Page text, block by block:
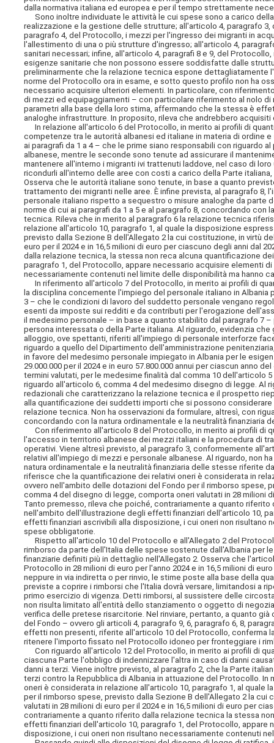
dalla normativa italiana ed europea e per il tempo strettamente
Sono inoltre individuate le attività le cui spese sono a carico
realizzazione e la gestione delle strutture; all'articolo 4, paragrafo
paragrafo 4, del Protocollo, i mezzi per l'ingresso dei migranti in
l'allestimento di una o più strutture d'ingresso; all'articolo 4,
sanitari necessari; infine, all'articolo 4, paragrafi 8 e 9, del
esigenze sanitarie che non possono essere soddisfatte dalle
preliminarmente che la relazione tecnica espone
norme del Protocollo ora in esame, e sotto questo profilo non ha
necessario acquisire ulteriori elementi. In particolare, con
di mezzi ed equipaggiamenti – con particolare riferimento al nolo
parametri alla base della loro stima, affermando che la stessa è
analoghe infrastrutture. In proposito, rileva che andrebbero
In relazione all'articolo 6 del Protocollo, in merito ai profili di
competenze tra le autorità albanesi ed italiane in materia di ordine
ai paragrafi da 1 a 4 – che le prime siano responsabili con riguardo
albanese, mentre le seconde sono tenute ad assicurare il
mantenere all'interno i migranti ivi trattenuti laddove, nel caso di
ricondurli all'interno delle aree con costi a carico della Parte
Osserva che le autorità italiane sono tenute, in base a quanto
trattamento dei migranti nelle aree. È infine prevista, al paragrafo
personale italiano rispetto a sequestro o misure analoghe da parte
norme di cui ai paragrafi da 1 a 5 e al paragrafo 8, concordando
tecnica. Rileva che in merito al paragrafo 6 la relazione tecnica
relazione all'articolo 10, paragrafo 1, al quale la disposizione
previsto dalla Sezione B dell'Allegato 2 la cui costituzione, in virtù
euro per il 2024 e in 16,5 milioni di euro per ciascuno degli anni dal
dalla relazione tecnica, la stessa non reca alcuna quantificazione
paragrafo 1, del Protocollo, appare necessario acquisire elementi
necessariamente contenuti nel limite delle disponibilità ma hanno
In riferimento all'articolo 7 del Protocollo, in merito ai profili di
la disciplina concernente l'impiego del personale italiano in
3 – che le condizioni di lavoro del suddetto personale vengano
esenti da imposte sui redditi e da contributi per l'erogazione
il medesimo personale – in base a quanto stabilito dal paragrafo 7
persona interessata o della Parte italiana. Al riguardo, evidenzia
alloggio, ove spettanti, riferiti all'impiego di personale interforze
riguardo a quello del Dipartimento dell'amministrazione
in favore del medesimo personale impiegato in Albania per le
29.000.000 per il 2024 e in euro 57.800.000 annui per ciascun anno
termini valutati, per le medesime finalità dal comma 10
riguardo all'articolo 6, comma 4 del medesimo disegno di legge. Al
redazionali che caratterizzano la relazione tecnica e il prospetto
alla quantificazione dei suddetti importi che si possono
relazione tecnica. Non ha osservazioni da formulare, altresì, con
concordando con la natura ordinamentale e la neutralità
Con riferimento all'articolo 8 del Protocollo, in merito ai profili di
l'accesso in territorio albanese dei mezzi italiani e la procedura di
operativi. Viene altresì previsto, al paragrafo 3, conformemente
relativi all'impiego di mezzi e personale albanese. Al riguardo, non
natura ordinamentale e la neutralità finanziaria delle stesse riferite
riferisce che la quantificazione dei relativi oneri è considerata in
ovvero nell'ambito delle dotazioni del Fondo per il rimborso spese,
comma 4 del disegno di legge, comporta oneri valutati in 28 milioni
Tanto premesso, rileva che poiché, contrariamente a quanto
nell'ambito dell'illustrazione degli effetti finanziari dell'articolo 10,
effetti finanziari ascrivibili alla disposizione, i cui oneri non
spese obbligatorie.
Rispetto all'articolo 10 del Protocollo e all'Allegato 2 del
rimborso da parte dell'Italia delle spese sostenute dall'Albania per
finanziarie definiti più in dettaglio nell'Allegato 2. Osserva che
Protocollo in 28 milioni di euro per l'anno 2024 e in 16,5 milioni di
neppure in via indiretta o per rinvio, le stime poste alla base della
previste a coprire i rimborsi che l'Italia dovrà versare, limitandosi a
primo esercizio di vigenza. Detti rimborsi, al sussistere delle
non risulta limitato all'entità dello stanziamento o oggetto di
verifica delle pretese risarcitorie. Nel rinviare, pertanto, a quanto
del Fondo – ovvero gli articoli 4, paragrafo 9, 6, paragrafo 6, 8,
effetti non presenti, riferite all'articolo 10 del Protocollo, conferma
ritenere l'importo fissato nel Protocollo idoneo per fronteggiare i
Con riguardo all'articolo 12 del Protocollo, in merito ai profili di
ciascuna Parte l'obbligo di indennizzare l'altra in caso di danni
danni a terzi. Viene inoltre previsto, al paragrafo 2, che la Parte
terzi contro la Repubblica di Albania in attuazione del Protocollo.
oneri è considerata in relazione all'articolo 10, paragrafo 1, al
per il rimborso spese, previsto dalla Sezione B dell'Allegato 2 la
valutati in 28 milioni di euro per il 2024 e in 16,5 milioni di euro per
contrariamente a quanto riferito dalla relazione tecnica la stessa
effetti finanziari dell'articolo 10, paragrafo 1, del Protocollo,
disposizione, i cui oneri non risultano necessariamente contenuti